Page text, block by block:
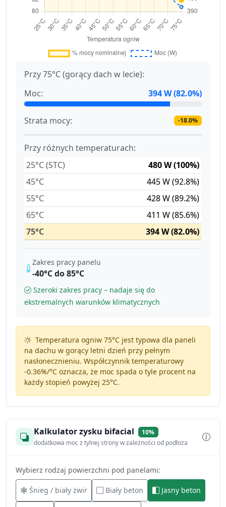
Przy 75°C (gorący dach w lecie):
Moc:
394 W (82.0%)
Strata mocy: -18.0%
Przy różnych temperaturach:
25°C (STC)
480 W (100%)
45°C
445 W (92.8%)
55°C
428 W (89.2%)
65°C
411 W (85.6%)
75°C
394 W (82.0%)
Zakres pracy panelu
-40°C do 85°C
Szeroki zakres pracy – nadaje się do
ekstremalnych warunków klimatycznych
Temperatura ogniw 75°C jest typowa dla paneli
na dachu w gorący letni dzień przy pełnym
nasłonecznieniu. Współczynnik temperaturowy
-0.36%/°Coznacza, że moc spada o tyle procent na
każdy stopień powyżej 25°C.
Kalkulator zysku bifacial
10%
dodatkowa moc z tylnej strony w zależności od podłoża
Wybierz rodzaj powierzchni pod panelami:
Śnieg / biały żwir Biały beton Jasny beton